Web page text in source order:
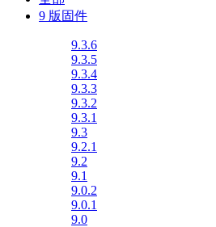
9 版固件
9.3.6
9.3.5
9.3.4
9.3.3
9.3.2
9.3.1
9.3
9.2.1
9.2
9.1
9.0.2
9.0.1
9.0